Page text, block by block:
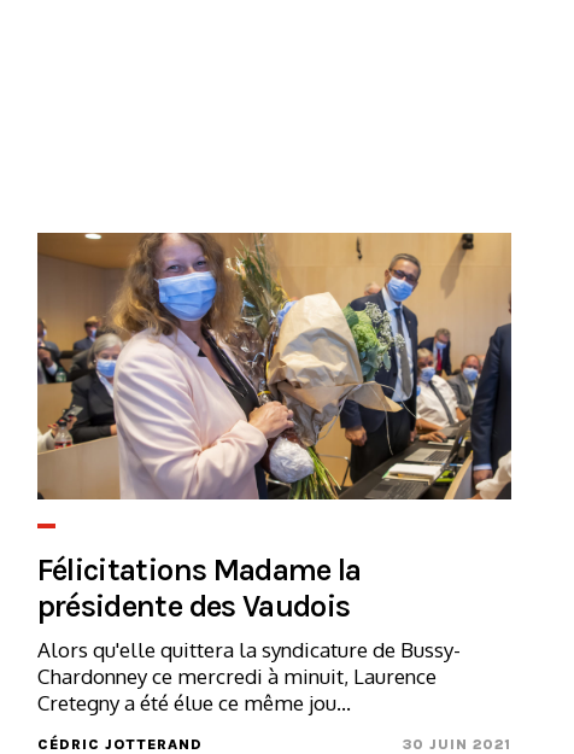
Félicitations Madame la
présidente des Vaudois
Alors qu'elle quittera la syndicature de Bussy-
Chardonney ce mercredi à minuit, Laurence
Cretegny a été élue ce même jou...
CÉDRIC JOTTERAND 30 JUIN 2021